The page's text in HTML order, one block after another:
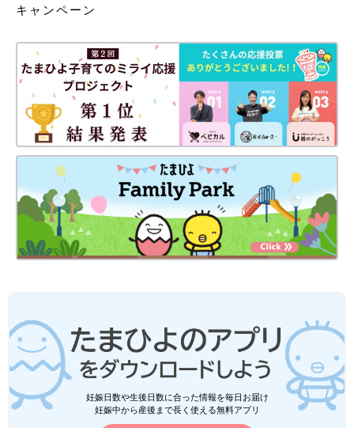
キャンペーン
妊娠日数や生後日数に合った情報を毎日お届け
妊娠中から産後まで長く使える無料アプリ